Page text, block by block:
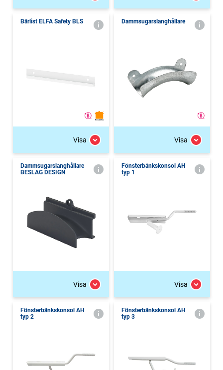
Bärlist ELFA Safety BLS
Visa
Dammsugarslanghållare
Visa
Dammsugarslanghållare
BESLAG DESIGN
Visa
Fönsterbänkskonsol AH
typ 1
Visa
Fönsterbänkskonsol AH
typ 2
Fönsterbänkskonsol AH
typ 3